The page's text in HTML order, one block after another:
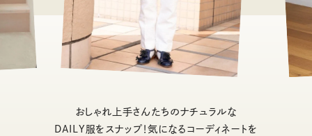
おしゃれ上手さんたちのナチュラルな
DAILY服をスナップ！気になるコーディネートを